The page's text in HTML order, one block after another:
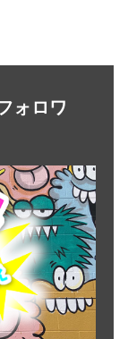
ォロワ